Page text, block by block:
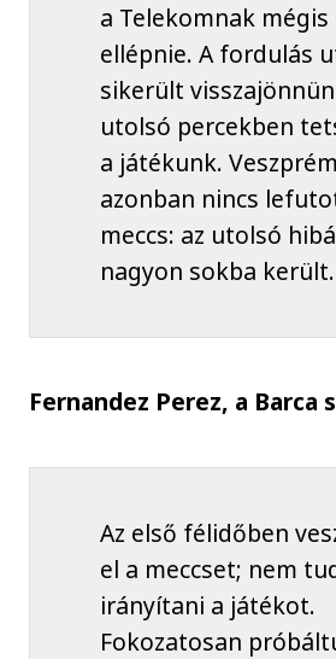
a Telekomnak
ellépnie. A fordulás
sikerült
utolsó percekben
a játékunk.
azonban nincs
meccs: az utolsó
nagyon sokba került.
Fernandez Perez, a Barca
Az első félidőben
el a meccset; nem
irányítani a játékot.
Fokozatosan